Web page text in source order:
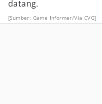
datang.
[Sumber: Game Informer/Via CVG]